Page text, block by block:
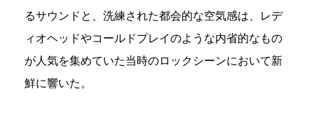
るサウンドと、洗練された都会的な空気感は、レデ
ィオヘッドやコールドプレイのような内省的なもの
が人気を集めていた当時のロックシーンにおいて新
鮮に響いた。